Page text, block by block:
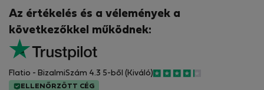
Az értékelés és a vélemények a
következőkkel működnek:
Flatio - BizalmiSzám 4.3 5-ből (Kiváló)
ELLENŐRZÖTT CÉG